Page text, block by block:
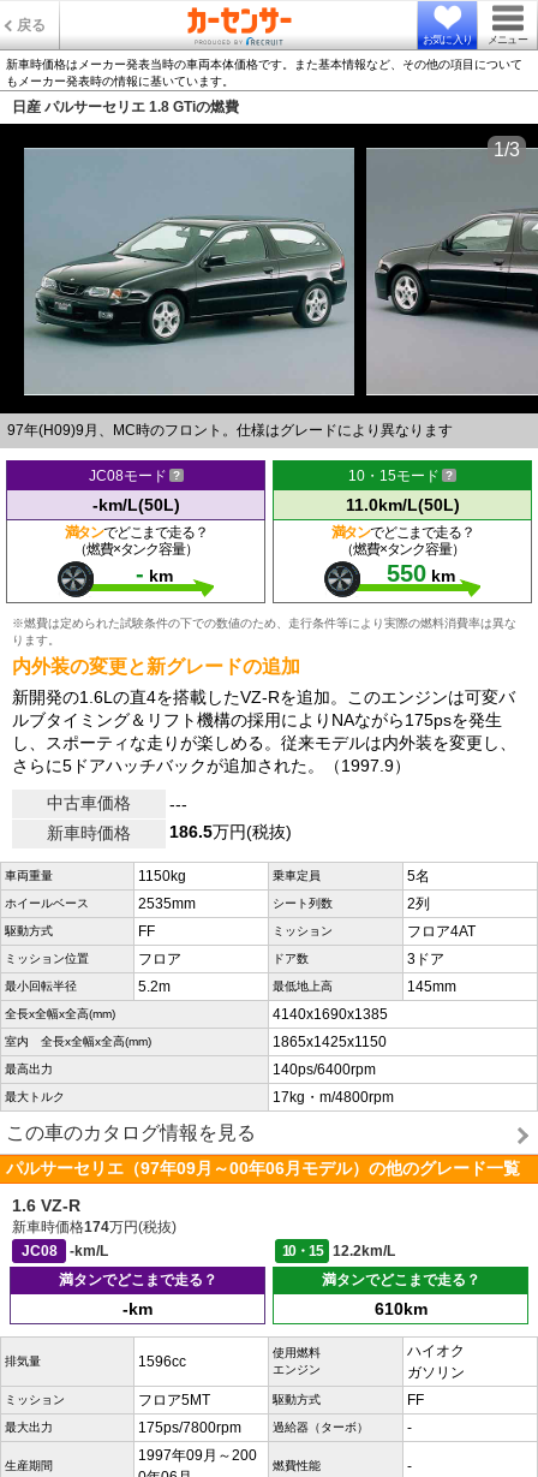
戻る
お気に入り メニュー
新車時価格はメーカー発表当時の車両本体価格です。また基本情報など、その他の項目について
もメーカー発表時の情報に基いています。
日産 パルサーセリエ 1.8 GTiの燃費
97年(H09)9月、MC時のフロント。仕様はグレードにより異なります
1/3
JC08モード
-km/L(50L)
満タンでどこまで走る？
（燃費×タンク容量）
- km
10・15モード
11.0km/L(50L)
満タンでどこまで走る？
（燃費×タンク容量）
550 km
※燃費は定められた試験条件の下での数値のため、走行条件等により実際の燃料消費率は異な
ります。
内外装の変更と新グレードの追加
新開発の1.6Lの直4を搭載したVZ-Rを追加。このエンジンは可変バ
ルブタイミング＆リフト機構の採用によりNAながら175psを発生
し、スポーティな走りが楽しめる。従来モデルは内外装を変更し、
さらに5ドアハッチバックが追加された。（1997.9）
中古車価格
---
新車時価格
186.5万円(税抜)
車両重量 1150kg 乗車定員 5名
ホイールベース 2535mm シート列数 2列
駆動方式 FF ミッション フロア4AT
ミッション位置 フロア ドア数 3ドア
最小回転半径 5.2m 最低地上高 145mm
全長x全幅x全高(mm) 4140x1690x1385
室内 全長x全幅x全高(mm) 1865x1425x1150
最高出力 140ps/6400rpm
最大トルク 17kg・m/4800rpm
この車のカタログ情報を見る
パルサーセリエ（97年09月～00年06月モデル）の他のグレード一覧
1.6 VZ-R
新車時価格174万円(税抜)
JC08
-km/L 10・15
12.2km/L
満タンでどこまで走る？
-km
満タンでどこまで走る？
610km
排気量 1596cc
使用燃料
エンジン
ハイオク
ガソリン
ミッション フロア5MT 駆動方式 FF
最大出力 175ps/7800rpm 過給器（ターボ） -
生産期間
1997年09月～200
燃費性能 -